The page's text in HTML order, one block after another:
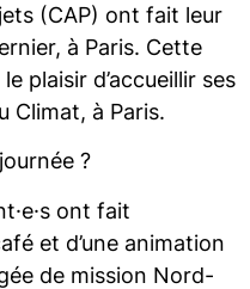
(CAP) ont fait leur
à Paris. Cette
plaisir d’accueillir ses
Climat, à Paris.
?
ont fait
et d’une animation
de mission Nord-